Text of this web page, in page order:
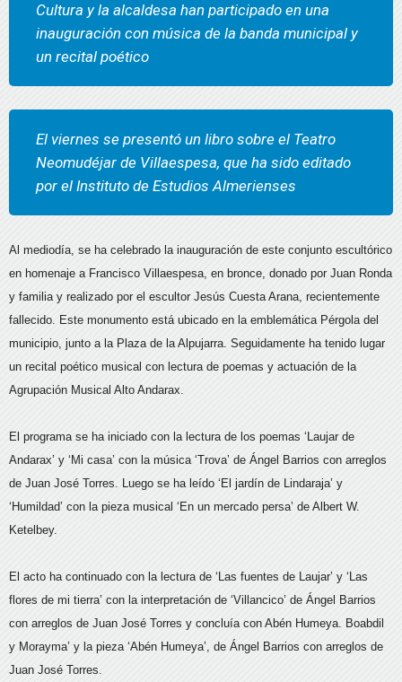
Cultura y la alcaldesa han participado en una
inauguración con música de la banda municipal y
un recital poético
El viernes se presentó un libro sobre el Teatro
Neomudéjar de Villaespesa, que ha sido editado
por el Instituto de Estudios Almerienses
Al mediodía, se ha celebrado la inauguración de este conjunto escultórico
en homenaje a Francisco Villaespesa, en bronce, donado por Juan Ronda
y familia y realizado por el escultor Jesús Cuesta Arana, recientemente
fallecido. Este monumento está ubicado en la emblemática Pérgola del
municipio, junto a la Plaza de la Alpujarra. Seguidamente ha tenido lugar
un recital poético musical con lectura de poemas y actuación de la
Agrupación Musical Alto Andarax.
El programa se ha iniciado con la lectura de los poemas ‘Laujar de
Andarax’ y ‘Mi casa’ con la música ‘Trova’ de Ángel Barrios con arreglos
de Juan José Torres. Luego se ha leído ‘El jardín de Lindaraja’ y
‘Humildad’ con la pieza musical ‘En un mercado persa’ de Albert W.
Ketelbey.
El acto ha continuado con la lectura de ‘Las fuentes de Laujar’ y ‘Las
flores de mi tierra’ con la interpretación de ‘Villancico’ de Ángel Barrios
con arreglos de Juan José Torres y concluía con Abén Humeya. Boabdil
y Morayma’ y la pieza ‘Abén Humeya’, de Ángel Barrios con arreglos de
Juan José Torres.